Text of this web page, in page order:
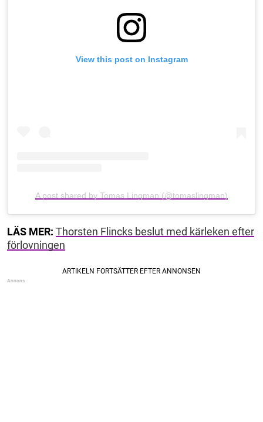
View this post on Instagram
A post shared by Tomas Lingman (@tomaslingman)
LÄS MER: Thorsten Flincks beslut med kärleken efter
förlovningen